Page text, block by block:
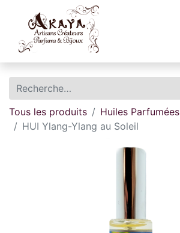
Tous les produits
Huiles Parfumées
HUI Ylang-Ylang au Soleil